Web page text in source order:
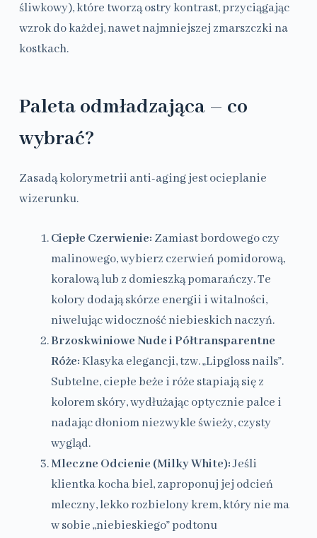
śliwkowy), które tworzą ostry kontrast, przyciągając
wzrok do każdej, nawet najmniejszej zmarszczki na
kostkach.
Paleta odmładzająca – co
wybrać?
Zasadą kolorymetrii anti-aging jest ocieplanie
wizerunku.
Ciepłe Czerwienie: Zamiast bordowego czy
malinowego, wybierz czerwień pomidorową,
koralową lub z domieszką pomarańczy. Te
kolory dodają skórze energii i witalności,
niwelując widoczność niebieskich naczyń.
Brzoskwiniowe Nude i Półtransparentne
Róże:Klasyka elegancji, tzw. „Lipgloss nails”.
Subtelne, ciepłe beże i róże stapiają się z
kolorem skóry, wydłużając optycznie palce i
nadając dłoniom niezwykle świeży, czysty
wygląd.
Mleczne Odcienie (Milky White):Jeśli
klientka kocha biel, zaproponuj jej odcień
mleczny, lekko rozbielony krem, który nie ma
w sobie „niebieskiego” podtonu